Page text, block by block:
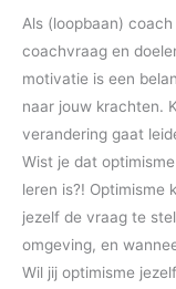
Als (loopbaan)
coachvraag en
motivatie is een
naar jouw krachten.
verandering gaat
Wist je dat
leren is?! Optimisme
jezelf de vraag te
omgeving, en
Wil jij optimisme